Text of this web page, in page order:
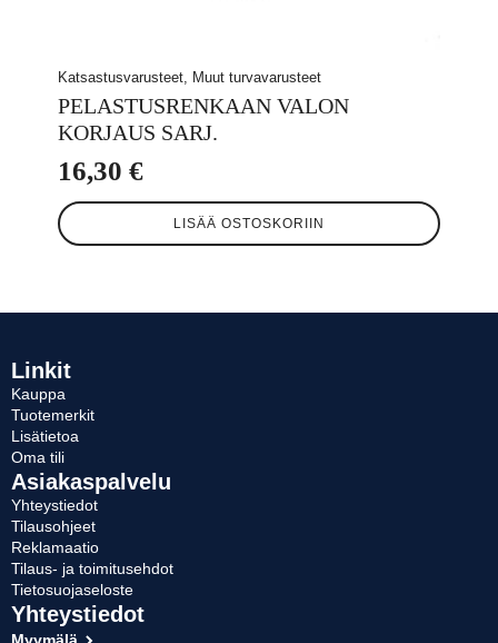
Katsastusvarusteet, Muut turvavarusteet
PELASTUSRENKAAN VALON
KORJAUS SARJ.
16,30 €
LISÄÄ OSTOSKORIIN
Linkit
Kauppa
Tuotemerkit
Lisätietoa
Oma tili
Asiakaspalvelu
Yhteystiedot
Tilausohjeet
Reklamaatio
Tilaus- ja toimitusehdot
Tietosuojaseloste
Yhteystiedot
Myymälä